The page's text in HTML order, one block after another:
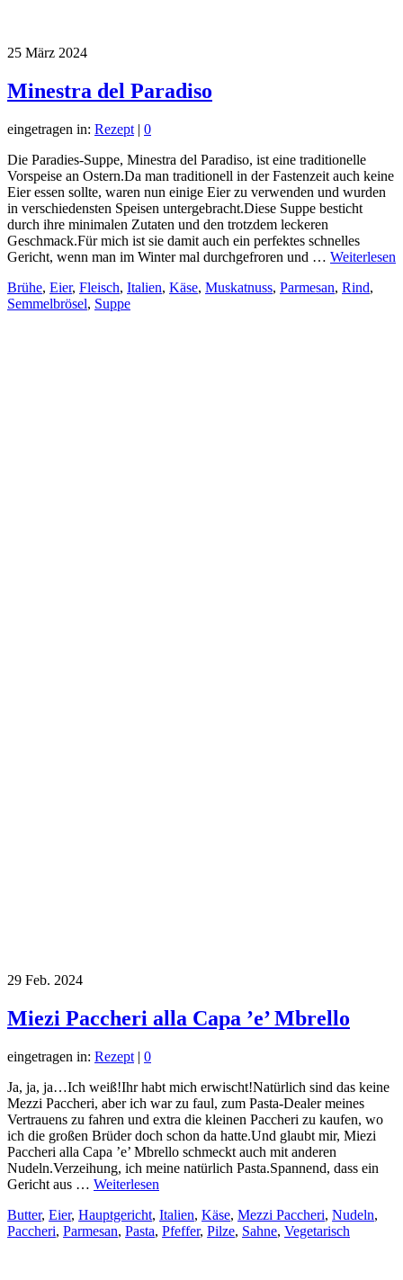
25 März 2024
Minestra del Paradiso
eingetragen in: Rezept | 0
Die Paradies-Suppe, Minestra del Paradiso, ist eine traditionelle
Vorspeise an Ostern.Da man traditionell in der Fastenzeit auch keine
Eier essen sollte, waren nun einige Eier zu verwenden und wurden
in verschiedensten Speisen untergebracht.Diese Suppe besticht
durch ihre minimalen Zutaten und den trotzdem leckeren
Geschmack.Für mich ist sie damit auch ein perfektes schnelles
Gericht, wenn man im Winter mal durchgefroren und … Weiterlesen
Brühe, Eier, Fleisch, Italien, Käse, Muskatnuss, Parmesan, Rind,
Semmelbrösel, Suppe
29 Feb. 2024
Miezi Paccheri alla Capa ’e’ Mbrello
eingetragen in: Rezept | 0
Ja, ja, ja…Ich weiß!Ihr habt mich erwischt!Natürlich sind das keine
Mezzi Paccheri, aber ich war zu faul, zum Pasta-Dealer meines
Vertrauens zu fahren und extra die kleinen Paccheri zu kaufen, wo
ich die großen Brüder doch schon da hatte.Und glaubt mir, Miezi
Paccheri alla Capa ’e’ Mbrello schmeckt auch mit anderen
Nudeln.Verzeihung, ich meine natürlich Pasta.Spannend, dass ein
Gericht aus … Weiterlesen
Butter, Eier, Hauptgericht, Italien, Käse, Mezzi Paccheri, Nudeln,
Paccheri, Parmesan, Pasta, Pfeffer, Pilze, Sahne, Vegetarisch